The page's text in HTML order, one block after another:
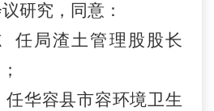
研究，同意：
任局渣土管理股股长
任华容县市容环境卫生